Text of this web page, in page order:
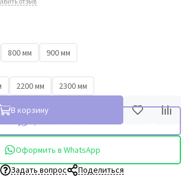
800 мм
900 мм
2200 мм 2300 мм
В корзину
Оформить в WhatsApp
Задать вопрос Поделиться